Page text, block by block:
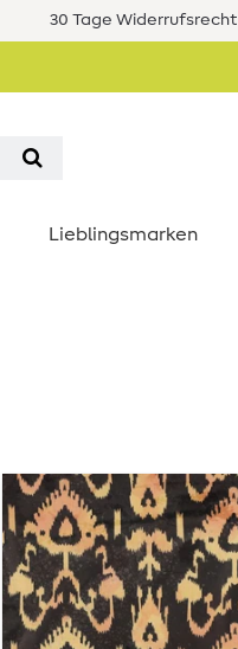
30 Tage Widerrufsrecht
Lieblingsmarken